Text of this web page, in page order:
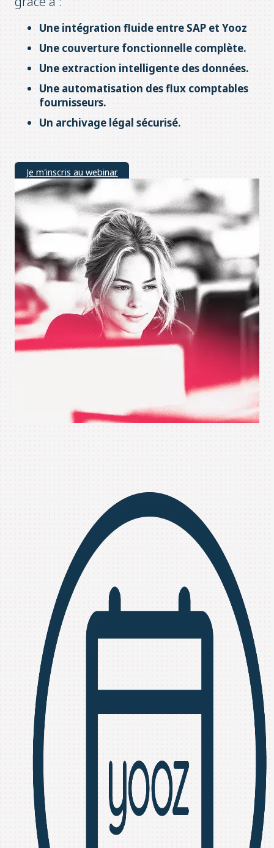
Une intégration fluide entre SAP et Yooz
Une couverture fonctionnelle complète.
Une extraction intelligente des données.
Une automatisation des flux comptables
fournisseurs.
Un archivage légal sécurisé.
Je m'inscris au webinar